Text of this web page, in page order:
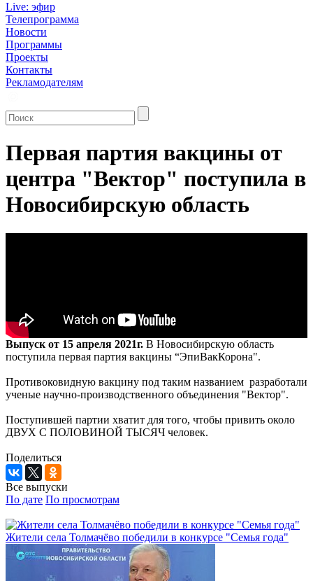
Live: эфир
Телепрограмма
Новости
Программы
Проекты
Контакты
Рекламодателям
Первая партия вакцины от
центра "Вектор" поступила в
Новосибирскую область
Выпуск от 15 апреля 2021г. В Новосибирскую область
поступила первая партия вакцины “ЭпиВакКорона".
Противоковидную вакцину под таким названием разработали
ученые научно-производственного объединения "Вектор".
Поступившей партии хватит для того, чтобы привить около
ДВУХ С ПОЛОВИНОЙ ТЫСЯЧ человек.
Поделиться
Все выпуски
По дате По просмотрам
Жители села Толмачёво победили в конкурсе "Семья года"